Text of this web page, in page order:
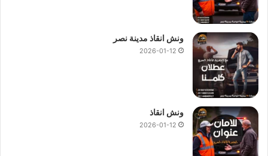
ونش انقاذ مدينة نصر
2026-01-12
ونش انقاذ
2026-01-12